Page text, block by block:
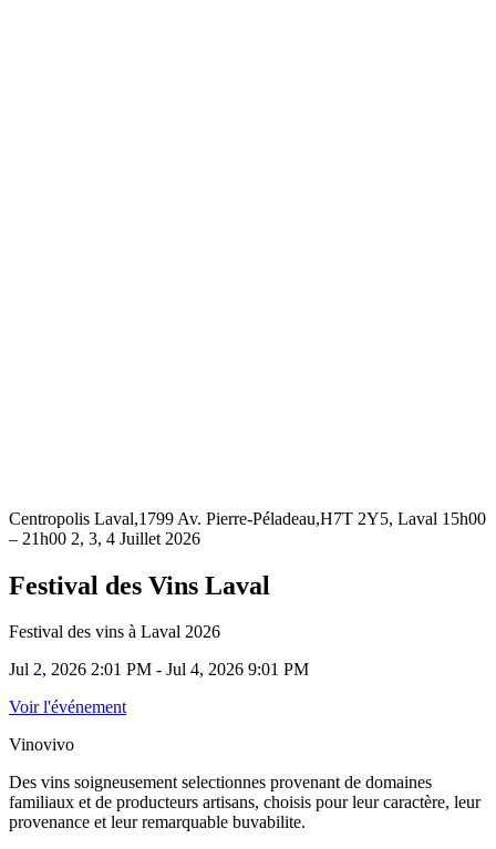
Centropolis Laval,1799 Av. Pierre-Péladeau,H7T 2Y5, Laval 15h00
– 21h00 2, 3, 4 Juillet 2026
Festival des Vins Laval
Festival des vins à Laval 2026
Jul 2, 2026 2:01 PM - Jul 4, 2026 9:01 PM
Voir l'événement
Vinovivo
Des vins soigneusement selectionnes provenant de domaines
familiaux et de producteurs artisans, choisis pour leur caractère, leur
provenance et leur remarquable buvabilite.